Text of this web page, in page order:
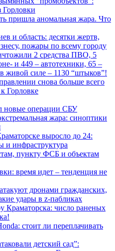
Горловки
пришла аномальная жара. Что
и область: десятки жертв,
пожары по всему городу
2 средства ПВО, 5
и 449 – автотехники, 65 –
живой силе – 1130 “штыков”!
снова больше всего
Горловке
новые операции СБУ
жара: синоптики
выросло до 24:
и инфраструктура
пункту ФСБ и объектам
время идет – тенденция не
дронами гражданских,
удары в z-пабликах
Краматорска: число раненых
стоит ли переплачивать
детский сад”: